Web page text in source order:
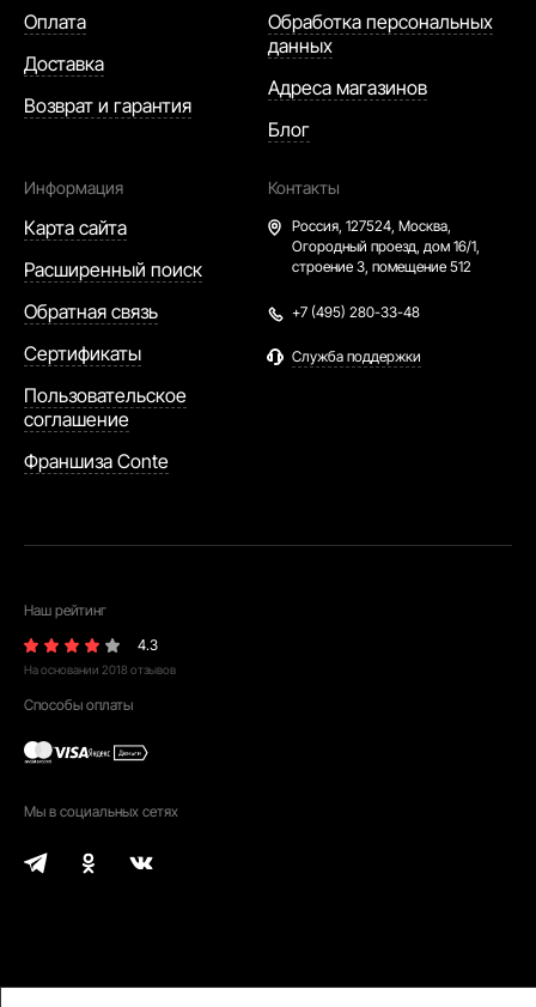
Оплата
Доставка
Возврат и гарантия
Обработка персональных
данных
Адреса магазинов
Блог
Информация
Карта сайта
Расширенный поиск
Обратная связь
Сертификаты
Пользовательское
соглашение
Франшиза Conte
Контакты
Россия, 127524, Москва,
Огородный проезд, дом 16/1,
строение 3, помещение 512
+7 (495) 280-33-48
Служба поддержки
Наш рейтинг
4.3
На основании 2018 отзывов
Способы оплаты
Мы в социальных сетях